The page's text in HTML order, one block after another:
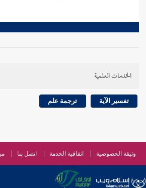
الخدمات العلمية
تفسير الآية ترجمة علم
وثيقة الخصوصية اتفاقية الخدمة اتصل بنا